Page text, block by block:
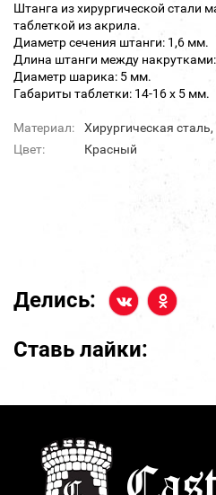
Штанга из хирургической стали
таблеткой из акрила.
Диаметр сечения штанги: 1,6 мм.
Длина штанги между
Диаметр шарика: 5 мм.
Габариты таблетки: 14-16 х 5 мм.
Материал:
Хирургическая
Цвет:
Красный
Делись:
Ставь лайки: